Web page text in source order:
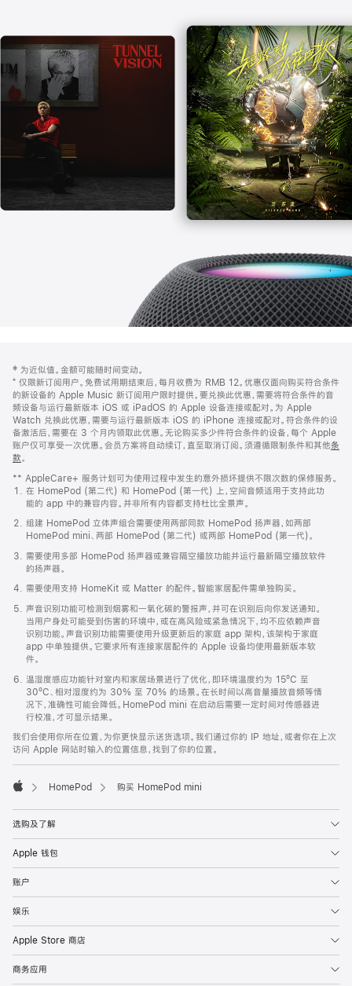
口
中
打
开)
页
页
脚
注
‡ 为近似值。金额可能随时间变动。
⁺ 仅限新订阅用户。免费试用期结束后，每月收费为 RMB 12。优惠仅面向购买符合条件
的新设备的 Apple Music 新订阅用户限时提供。要兑换此优惠，需要将符合条件的音
频设备与运行最新版本 iOS 或 iPadOS 的 Apple 设备连接或配对。为 Apple
Watch 兑换此优惠，需要与运行最新版本 iOS 的 iPhone 连接或配对。符合条件的设
备激活后，需要在 3 个月内领取此优惠。无论购买多少件符合条件的设备，每个 Apple
账户仅可享受一次优惠。会员方案将自动续订，直至取消订阅。须遵循限制条件和其他条
款。
窗
口
中
打
开)
** AppleCare+ 服务计划可为使用过程中发生的意外损坏提供不限次数的保修服务。
在 HomePod (第二代) 和 HomePod (第一代) 上，空间音频适用于支持此功
能的 app 中的兼容内容。并非所有内容都支持杜比全景声。
组建 HomePod 立体声组合需要使用两部同款 HomePod 扬声器，如两部
HomePod mini、两部 HomePod (第二代) 或两部 HomePod (第一代)。
需要使用多部 HomePod 扬声器或兼容隔空播放功能并运行最新隔空播放软件
的扬声器。
需要使用支持 HomeKit 或 Matter 的配件。智能家居配件需单独购买。
声音识别功能可检测到烟雾和一氧化碳的警报声，并可在识别后向你发送通知。
当用户身处可能受到伤害的环境中，或在高风险或紧急情况下，均不应依赖声音
识别功能。声音识别功能需要使用升级更新后的家庭 app 架构，该架构于家庭
app 中单独提供。它要求所有连接家居配件的 Apple 设备均使用最新版本软
件。
温湿度感应功能针对室内和家居场景进行了优化，即环境温度约为 15ºC 至
30ºC、相对湿度约为 30% 至 70% 的场景。在长时间以高音量播放音频等情
况下，准确性可能会降低。HomePod mini 在启动后需要一定时间对传感器进
行校准，才可显示结果。
我们会使用你所在位置，为你更快显示送货选项。我们通过你的 IP 地址，或者你在上次
访问 Apple 网站时输入的位置信息，找到了你的位置。
HomePod 购买 HomePod mini
选购及了解
Apple 钱包
账户
娱乐
Apple Store 商店
商务应用